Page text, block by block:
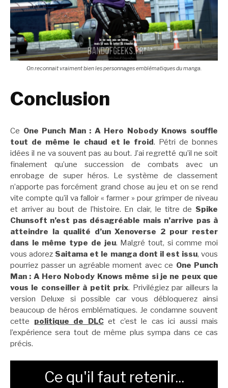
On reconnait vraiment bien les personnages emblématiques du manga.
Conclusion
Ce One Punch Man : A Hero Nobody Knows souffle
tout de même le chaud et le froid. Pétri de bonnes
idées il ne va souvent pas au bout. J’ai regretté qu’il ne soit
finalement qu’une succession de combats avec un
enrobage de super héros. Le système de classement
n’apporte pas forcément grand chose au jeu et on se rend
vite compte qu’il va falloir « farmer » pour grimper de niveau
et arriver au bout de l’histoire. En clair, le titre de Spike
Chunsoft n’est pas désagréable mais n’arrive pas à
atteindre la qualité d’un Xenoverse 2 pour rester
dans le même type de jeu. Malgré tout, si comme moi
vous adorez Saitama et le manga dont il est issu, vous
pourriez passer un agréable moment avec ce One Punch
Man : A Hero Nobody Knows même si je ne peux que
vous le conseiller à petit prix. Privilégiez par ailleurs la
version Deluxe si possible car vous débloquerez ainsi
beaucoup de héros emblématiques. Je condamne souvent
cette politique de DLCet c’est le cas ici aussi mais
l’expérience sera tout de même plus sympa dans ce cas
précis.
Ce qu'il faut retenir...